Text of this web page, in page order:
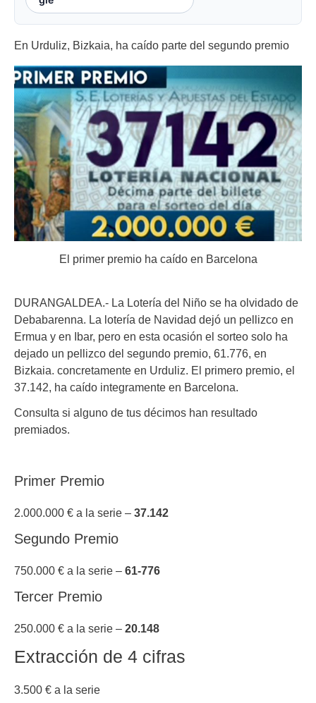
En Urduliz, Bizkaia, ha caído parte del segundo premio
El primer premio ha caído en Barcelona
DURANGALDEA.- La Lotería del Niño se ha olvidado de
Debabarenna. La lotería de Navidad dejó un pellizco en
Ermua y en Ibar, pero en esta ocasión el sorteo solo ha
dejado un pellizco del segundo premio, 61.776, en
Bizkaia. concretamente en Urduliz. El primero premio, el
37.142, ha caído integramente en Barcelona.
Consulta si alguno de tus décimos han resultado
premiados.
Primer Premio
2.000.000 € a la serie – 37.142
Segundo Premio
750.000 € a la serie – 61-776
Tercer Premio
250.000 € a la serie – 20.148
Extracción de 4 cifras
3.500 € a la serie